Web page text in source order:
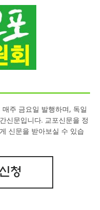
주 금요일 발행하며, 독일
신문입니다. 교포신문을 정
신문을 받아보실 수 있습